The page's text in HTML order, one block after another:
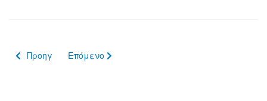
Προηγούμενο άρθρο: Τοποθέτηση Διευθύντριας
Προηγ Επόμενο άρθρο: 02-04-26 Πρόσκληση εκπ/κών
Επόμενο